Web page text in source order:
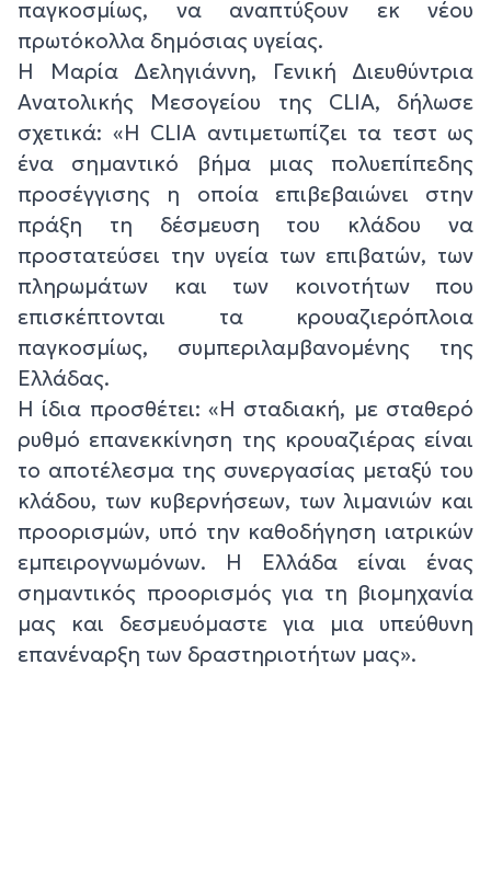
παγκοσμίως, να αναπτύξουν εκ νέου
πρωτόκολλα δημόσιας υγείας.
Η Μαρία Δεληγιάννη, Γενική Διευθύντρια
Ανατολικής Μεσογείου της CLIA, δήλωσε
σχετικά: «Η CLIA αντιμετωπίζει τα τεστ ως
ένα σημαντικό βήμα μιας πολυεπίπεδης
προσέγγισης η οποία επιβεβαιώνει στην
πράξη τη δέσμευση του κλάδου να
προστατεύσει την υγεία των επιβατών, των
πληρωμάτων και των κοινοτήτων που
επισκέπτονται τα κρουαζιερόπλοια
παγκοσμίως, συμπεριλαμβανομένης της
Ελλάδας.
Η ίδια προσθέτει: «Η σταδιακή, με σταθερό
ρυθμό επανεκκίνηση της κρουαζιέρας είναι
το αποτέλεσμα της συνεργασίας μεταξύ του
κλάδου, των κυβερνήσεων, των λιμανιών και
προορισμών, υπό την καθοδήγηση ιατρικών
εμπειρογνωμόνων. Η Ελλάδα είναι ένας
σημαντικός προορισμός για τη βιομηχανία
μας και δεσμευόμαστε για μια υπεύθυνη
επανέναρξη των δραστηριοτήτων μας».